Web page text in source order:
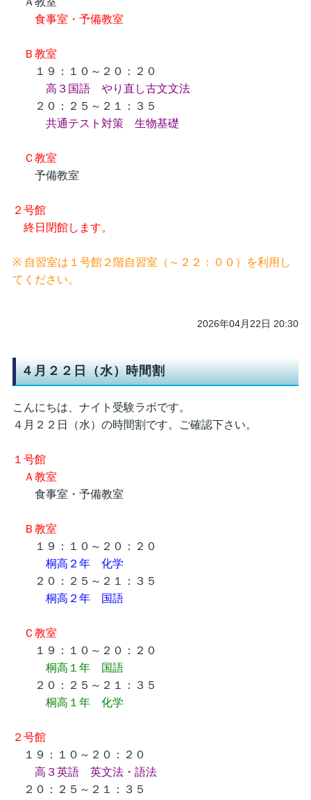
食事室・予備教室
Ｂ教室
１９：１０～２０：２０
高３国語 やり直し古文文法
２０：２５～２１：３５
共通テスト対策 生物基礎
Ｃ教室
予備教室
２号館
終日閉館します。
※ 自習室は１号館２階自習室（～２２：００）を利用し
てください。
2026年04月22日 20:30
４月２２日（水）時間割
こんにちは、ナイト受験ラボです。
４月２２日（水）の時間割です。ご確認下さい。
１号館
Ａ教室
食事室・予備教室
Ｂ教室
１９：１０～２０：２０
桐高２年 化学
２０：２５～２１：３５
桐高２年 国語
Ｃ教室
１９：１０～２０：２０
桐高１年 国語
２０：２５～２１：３５
桐高１年 化学
２号館
１９：１０～２０：２０
高３英語 英文法・語法
２０：２５～２１：３５